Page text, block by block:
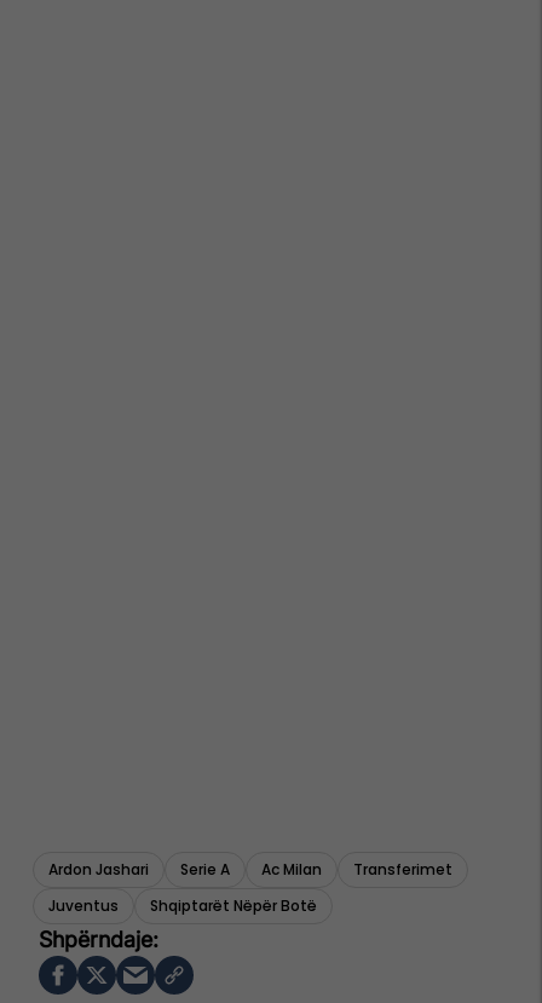
Ardon Jashari Serie A Ac Milan
Transferimet
Juventus
Shqiptarët Nëpër Botë